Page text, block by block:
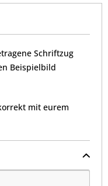
Schriftzug
Beispielbild
mit eurem